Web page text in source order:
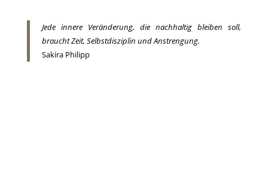
Jede innere Veränderung, die nachhaltig bleiben soll,
braucht Zeit, Selbstdisziplin und Anstrengung.
Sakira Philipp